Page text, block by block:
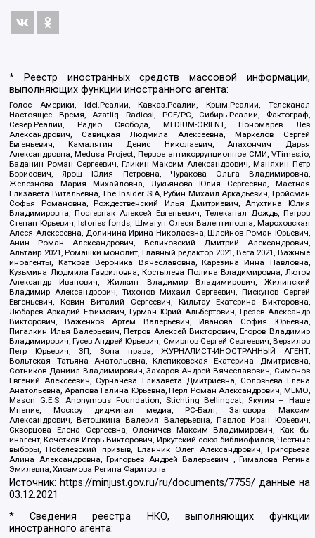
* Реестр иностранных средств массовой информации,
выполняющих функции иностранного агента:
Голос Америки, Idel.Реалии, Кавказ.Реалии, Крым.Реалии, Телеканал
Настоящее Время, Azatliq Radiosi, PCE/PC, Сибирь.Реалии, Фактограф,
Север.Реалии, Радио Свобода, MEDIUM-ORIENT, Пономарев Лев
Александрович, Савицкая Людмила Алексеевна, Маркелов Сергей
Евгеньевич, Камалягин Денис Николаевич, Апахончич Дарья
Александровна, Medusa Project, Первое антикоррупционное СМИ, VTimes.io,
Баданин Роман Сергеевич, Гликин Максим Александрович, Маняхин Петр
Борисович, Ярош Юлия Петровна, Чуракова Ольга Владимировна,
Железнова Мария Михайловна, Лукьянова Юлия Сергеевна, Маетная
Елизавета Витальевна, The Insider SIA, Рубин Михаил Аркадьевич, Гройсман
Софья Романовна, Рождественский Илья Дмитриевич, Апухтина Юлия
Владимировна, Постернак Алексей Евгеньевич, Телеканал Дождь, Петров
Степан Юрьевич, Istories fonds, Шмагун Олеся Валентиновна, Мароховская
Алеся Алексеевна, Долинина Ирина Николаевна, Шлейнов Роман Юрьевич,
Анин Роман Александрович, Великовский Дмитрий Александрович,
Альтаир 2021, Ромашки монолит, Главный редактор 2021, Вега 2021, Важные
иноагенты, Каткова Вероника Вячеславовна, Карезина Инна Павловна,
Кузьмина Людмила Гавриловна, Костылева Полина Владимировна, Лютов
Александр Иванович, Жилкин Владимир Владимирович, Жилинский
Владимир Александрович, Тихонов Михаил Сергеевич, Пискунов Сергей
Евгеньевич, Ковин Виталий Сергеевич, Кильтау Екатерина Викторовна,
Любарев Аркадий Ефимович, Гурман Юрий Альбертович, Грезев Александр
Викторович, Важенков Артем Валерьевич, Иванова София Юрьевна,
Пигалкин Илья Валерьевич, Петров Алексей Викторович, Егоров Владимир
Владимирович, Гусев Андрей Юрьевич, Смирнов Сергей Сергеевич, Верзилов
Петр Юрьевич, ЗП, Зона права, ЖУРНАЛИСТ-ИНОСТРАННЫЙ АГЕНТ,
Вольтская Татьяна Анатольевна, Клепиковская Екатерина Дмитриевна,
Сотников Даниил Владимирович, Захаров Андрей Вячеславович, Симонов
Евгений Алексеевич, Сурначева Елизавета Дмитриевна, Соловьева Елена
Анатольевна, Арапова Галина Юрьевна, Перл Роман Александрович, МЕМО,
Mason G.E.S. Anonymous Foundation, Stichting Bellingcat, Якутия – Наше
Мнение, Москоу диджитал медиа, РС-Балт, Заговора Максим
Александрович, Ветошкина Валерия Валерьевна, Павлов Иван Юрьевич,
Скворцова Елена Сергеевна, Оленичев Максим Владимирович, Как бы
инагент, Кочетков Игорь Викторович, Иркутский союз библиофилов, Честные
выборы, Нобелевский призыв, Еланчик Олег Александрович, Григорьева
Алина Александровна, Григорьев Андрей Валерьевич , Гималова Регина
Эмилевна, Хисамова Регина Фаритовна
Источник: https://minjust.gov.ru/ru/documents/7755/ данные на
03.12.2021
* Сведения реестра НКО, выполняющих функции
иностранного агента: